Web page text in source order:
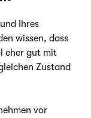
Ihres
wissen, dass
eher gut mit
Zustand
vor